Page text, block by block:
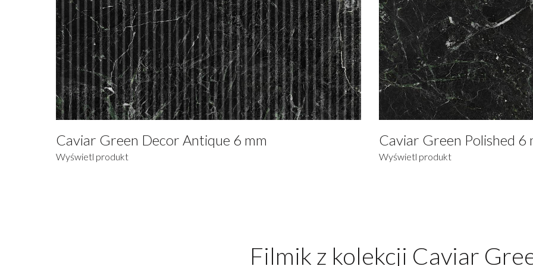
Caviar Green Decor Antique 6 mm
Wyświetl produkt
Caviar Green Polished 6
Wyświetl produkt
Filmik z kolekcji Caviar